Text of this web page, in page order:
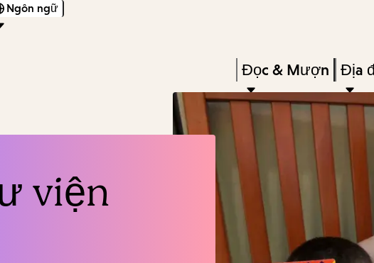
navigation
Ngôn ngữ
keywords
Press
Enter
to
activate
a
submenu,
down
arrow
Đọc & Mượn Địa
viện